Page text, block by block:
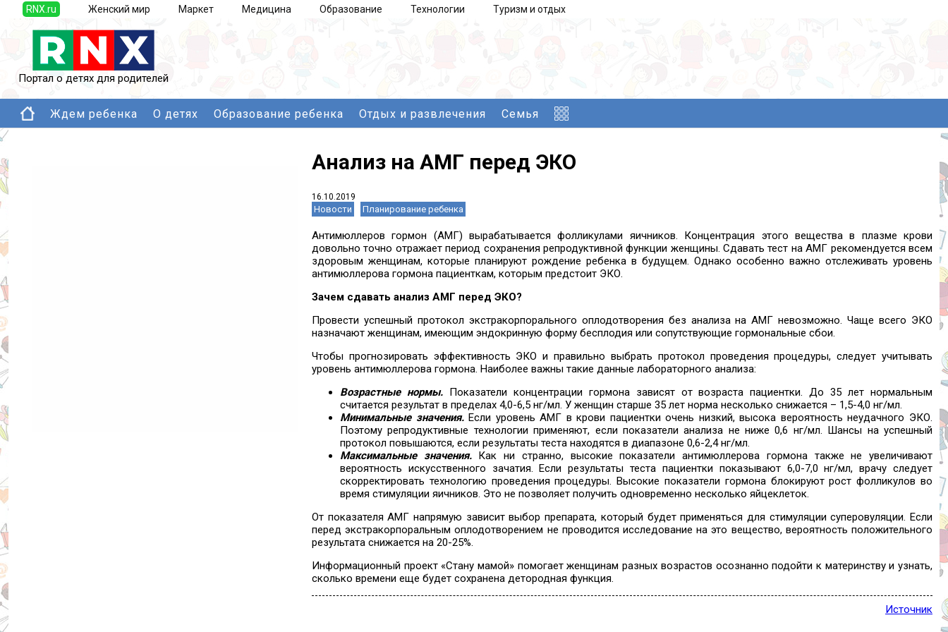
RNX.ru Женский мир Маркет Медицина Образование Технологии Туризм и отдых
Портал о детях для родителей
Ждем ребенка О детях Образование ребенка Отдых и развлечения Семья
Анализ на АМГ перед ЭКО
16.10.2019
Новости Планирование ребенка
Антимюллеров гормон (АМГ) вырабатывается фолликулами яичников. Концентрация этого вещества в плазме крови
довольно точно отражает период сохранения репродуктивной функции женщины. Сдавать тест на АМГ рекомендуется всем
здоровым женщинам, которые планируют рождение ребенка в будущем. Однако особенно важно отслеживать уровень
антимюллерова гормона пациенткам, которым предстоит ЭКО.
Зачем сдавать анализ АМГ перед ЭКО?
Провести успешный протокол экстракорпорального оплодотворения без анализа на АМГ невозможно. Чаще всего ЭКО
назначают женщинам, имеющим эндокринную форму бесплодия или сопутствующие гормональные сбои.
Чтобы прогнозировать эффективность ЭКО и правильно выбрать протокол проведения процедуры, следует учитывать
уровень антимюллерова гормона. Наиболее важны такие данные лабораторного анализа:
Возрастные нормы.Показатели концентрации гормона зависят от возраста пациентки. До 35 лет нормальным
считается результат в пределах 4,0-6,5 нг/мл. У женщин старше 35 лет норма несколько снижается – 1,5-4,0 нг/мл.
Минимальные значения.Если уровень АМГ в крови пациентки очень низкий, высока вероятность неудачного ЭКО.
Поэтому репродуктивные технологии применяют, если показатели анализа не ниже 0,6 нг/мл. Шансы на успешный
протокол повышаются, если результаты теста находятся в диапазоне 0,6-2,4 нг/мл.
Максимальные значения.Как ни странно, высокие показатели антимюллерова гормона также не увеличивают
вероятность искусственного зачатия. Если результаты теста пациентки показывают 6,0-7,0 нг/мл, врачу следует
скорректировать технологию проведения процедуры. Высокие показатели гормона блокируют рост фолликулов во
время стимуляции яичников. Это не позволяет получить одновременно несколько яйцеклеток.
От показателя АМГ напрямую зависит выбор препарата, который будет применяться для стимуляции суперовуляции. Если
перед экстракорпоральным оплодотворением не проводится исследование на это вещество, вероятность положительного
результата снижается на 20-25%.
Информационный проект «Стану мамой» помогает женщинам разных возрастов осознанно подойти к материнству и узнать,
сколько времени еще будет сохранена детородная функция.
Источник